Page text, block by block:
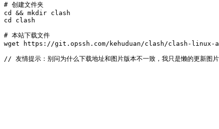
# 创建文件夹
cd && mkdir clash
cd clash
# 本站下载文件
wget https://git.opssh.com/kehuduan/clash/clash-linux-